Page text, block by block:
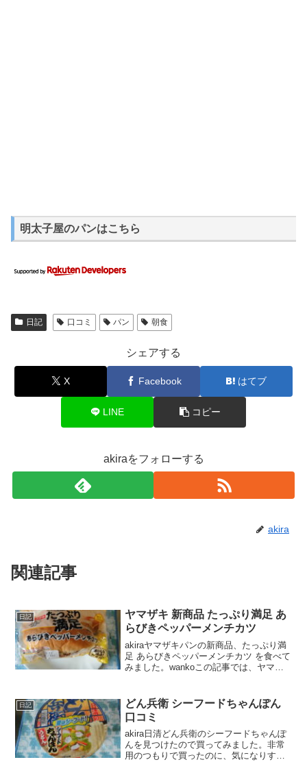
明太子屋のパンはこちら
日記 口コミ パン 朝食
シェアする
X Facebook はてブ
LINE コピー
akiraをフォローする
akira
関連記事
日記
ヤマザキ 新商品 たっぷり満足 あ
らびきペッパーメンチカツ
akiraヤマザキパンの新商品、たっぷり満
足 あらびきペッパーメンチカツ を食べて
みました。wankoこの記事では、ヤマザ
リーなどの栄養成分について紹介する
よ！ お...
日記
どん兵衛 シーフードちゃんぽん
口コミ
akira日清どん兵衛のシーフードちゃんぽ
んを見つけたので買ってみました。非常
用のつもりで買ったのに、気になりすぎ